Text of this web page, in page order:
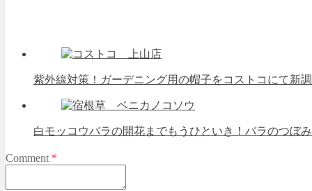
紫外線対策！ガーデニング用の帽子をコストコにて新
白モッコウバラの開花までもうひといき！バラのつぼ
Comment *